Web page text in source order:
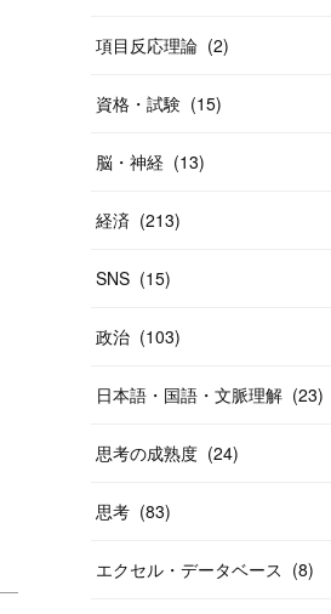
項目反応理論 (2)
資格・試験 (15)
脳・神経 (13)
経済 (213)
SNS (15)
政治 (103)
日本語・国語・文脈理解 (23)
思考の成熟度 (24)
思考 (83)
エクセル・データベース (8)